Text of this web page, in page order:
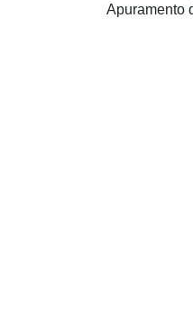
Apuramento